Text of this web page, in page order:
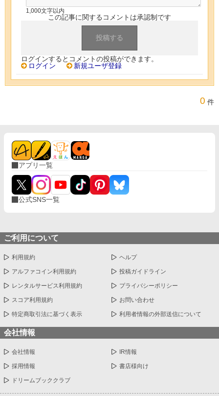
1,000文字以内
この記事に関するコメントは承認制です
ログインするとコメントの投稿ができます。
ログイン
新規ユーザ登録
0 件
アプリ一覧
公式SNS一覧
ご利用について
利用規約 ヘルプ
アルファコイン利用規約 投稿ガイドライン
レンタルサービス利用規約 プライバシーポリシー
スコア利用規約 お問い合わせ
特定商取引法に基づく表示 利用者情報の外部送信について
会社情報
会社情報 IR情報
採用情報 書店様向け
ドリームブッククラブ